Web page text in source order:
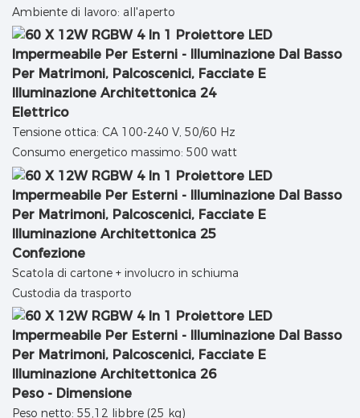
Ambiente di lavoro: all'aperto
Elettrico
Tensione ottica: CA 100-240 V, 50/60 Hz
Consumo energetico massimo: 500 watt
Confezione
Scatola di cartone + involucro in schiuma
Custodia da trasporto
Peso - Dimensione
Peso netto: 55,12 libbre (25 kg)